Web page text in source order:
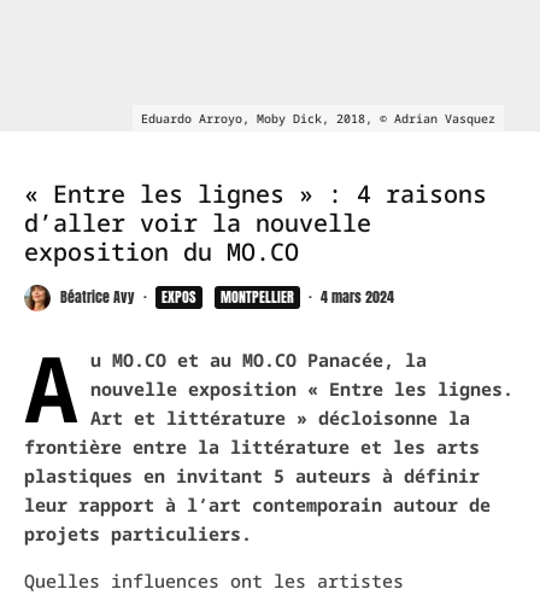
Eduardo Arroyo, Moby Dick, 2018, © Adrian Vasquez
« Entre les lignes » : 4 raisons
d’aller voir la nouvelle
exposition du MO.CO
Béatrice Avy · EXPOS MONTPELLIER · 4 mars 2024
A u MO.CO et au MO.CO Panacée, la
nouvelle exposition « Entre les lignes.
Art et littérature » décloisonne la
frontière entre la littérature et les arts
plastiques en invitant 5 auteurs à définir
leur rapport à l’art contemporain autour de
projets particuliers.
Quelles influences ont les artistes